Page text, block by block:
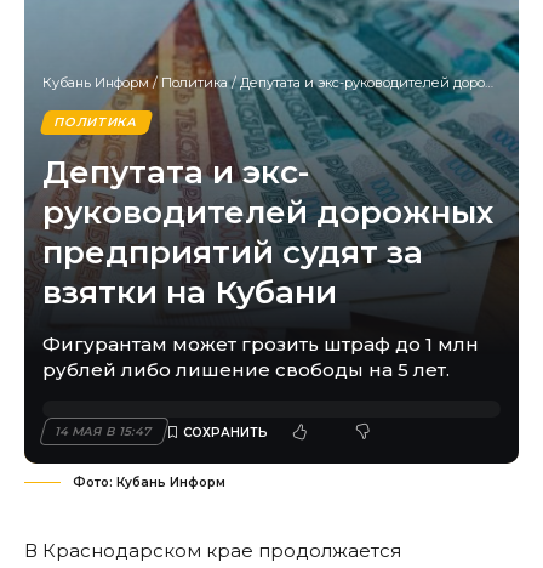
Кубань Информ/ Политика/Депутата и экс-руководителей дорожных предприятий судят за взятки на Кубани
ПОЛИТИКА
Депутата и экс-
руководителей дорожных
предприятий судят за
взятки на Кубани
Фигурантам может грозить штраф до 1 млн
рублей либо лишение свободы на 5 лет.
14 МАЯ В 15:47
Фото: Кубань Информ
В Краснодарском крае продолжается